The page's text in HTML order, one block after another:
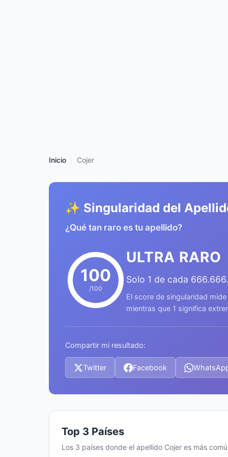
Inicio Cojer
✨ Singularidad del
¿Qué tan raro es tu apellido?
100
/100
ULTRA RARO
Solo 1 de cada
El score de singularidad
mientras que 1 significa
Compartir mi resultado:
Twitter Facebook
Top 3 Países
Los 3 países donde el apellido Cojer es más